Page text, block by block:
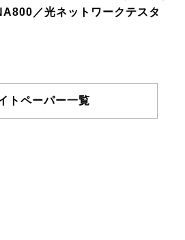
／光ネットワークテスタ
トペーパー一覧